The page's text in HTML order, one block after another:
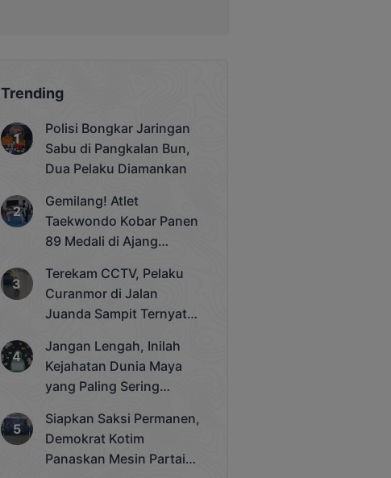
Trending
Polisi Bongkar Jaringan
Sabu di Pangkalan Bun,
Dua Pelaku Diamankan
Gemilang! Atlet
Taekwondo Kobar Panen
89 Medali di Ajang
Cup 2025
Terekam CCTV, Pelaku
Curanmor di Jalan
Juanda Sampit Ternyata
Jangan Lengah, Inilah
Kejahatan Dunia Maya
yang Paling Sering
Siapkan Saksi Permanen,
Demokrat Kotim
Panaskan Mesin Partai